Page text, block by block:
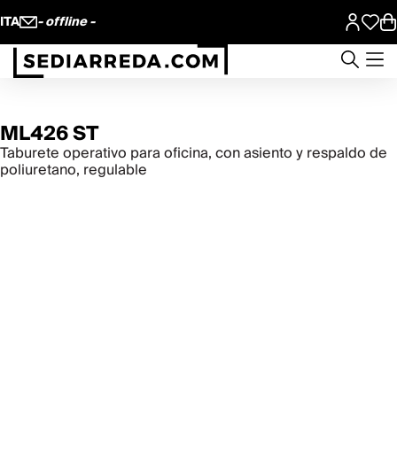
ITA - offline -
ML426 ST
Taburete operativo para oficina, con asiento y respaldo de
poliuretano, regulable